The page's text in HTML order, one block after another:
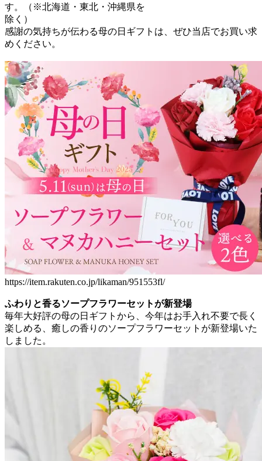
す。（※北海道・東北・沖縄県を
除く）
感謝の気持ちが伝わる母の日ギフトは、ぜひ当店でお買い求
めください。
https://item.rakuten.co.jp/likaman/951553fl/
ふわりと香るソープフラワーセットが新登場
毎年大好評の母の日ギフトから、今年はお手入れ不要で長く
楽しめる、癒しの香りのソープフラワーセットが新登場いた
しました。